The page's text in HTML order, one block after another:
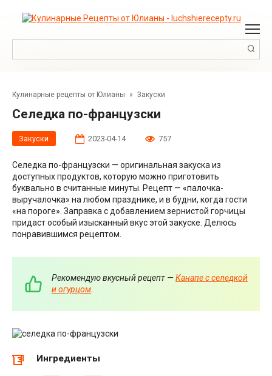
Кулинарные рецепты от Юлианы » Закуски
Селедка по-французски
Закуски 2023-04-14 757
Селедка по-французски — оригинальная закуска из
доступных продуктов, которую можно приготовить
буквально в считанные минуты. Рецепт — «палочка-
выручалочка» на любом празднике, и в будни, когда гости
«на пороге». Заправка с добавлением зернистой горчицы
придаст особый изысканный вкус этой закуске. Делюсь
понравившимся рецептом.
Рекомендую вкусный рецепт — Канапе с селедкой
и огурцом.
Ингредиенты